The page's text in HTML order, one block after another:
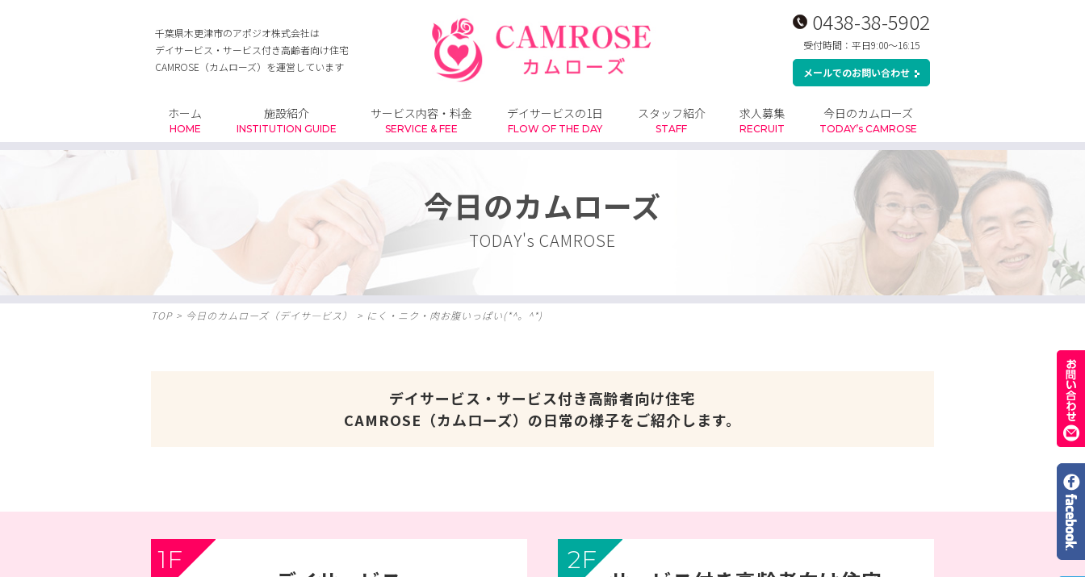
千葉県木更津市のアポジオ株式会社は
デイサービス・サービス付き高齢者向け住宅
CAMROSE（カムローズ）を運営しています
0438-38-5902
受付時間：平日9:00～16:15
メールでのお問い合わせ
ホーム
HOME
施設紹介
INSTITUTION GUIDE
サービス内容・料金
SERVICE & FEE
デイサービスの1日
FLOW OF THE DAY
スタッフ紹介
STAFF
求人募集
RECRUIT
今日のカムローズ
TODAY’s CAMROSE
今日のカムローズ
TODAY's CAMROSE
TOP > 今日のカムローズ（デイサ―ビス） > にく・ニク・肉お腹いっぱい(*^。^*)
デイサービス・サービス付き高齢者向け住宅
CAMROSE（カムローズ）の日常の様子をご紹介します。
1F 2F